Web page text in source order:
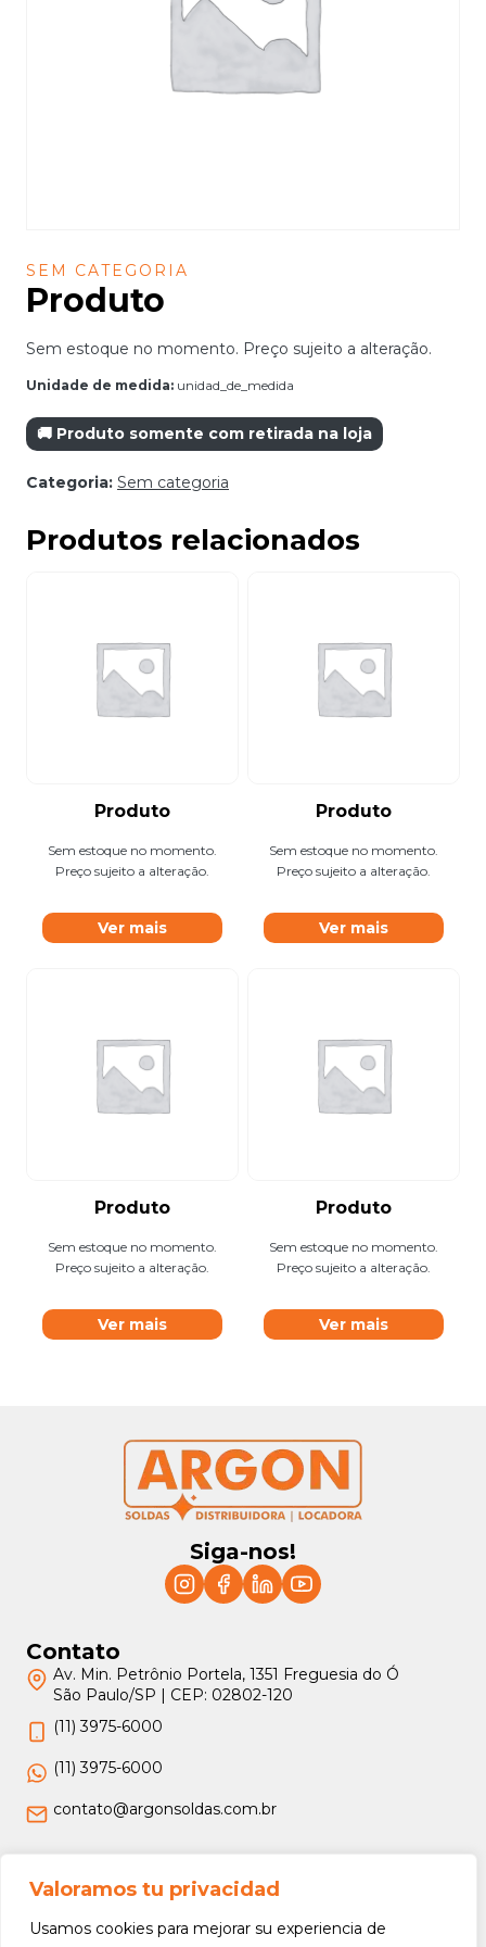
Valoramos tu privacidad
Usamos cookies para mejorar su experiencia de
SEM CATEGORIA
Produto
Sem estoque no momento. Preço sujeito a alteração.
Unidade de medida: unidad_de_medida
🚚 Produto somente com retirada na loja
Categoria: Sem categoria
Produtos relacionados
Produto
Sem estoque no momento.
Preço sujeito a alteração.
Ver mais
Produto
Sem estoque no momento.
Preço sujeito a alteração.
Ver mais
Produto
Sem estoque no momento.
Preço sujeito a alteração.
Ver mais
Produto
Sem estoque no momento.
Preço sujeito a alteração.
Ver mais
Siga-nos!
Contato
Av. Min. Petrônio Portela, 1351 Freguesia do Ó
São Paulo/SP | CEP: 02802-120
(11) 3975-6000
(11) 3975-6000
contato@argonsoldas.com.br
Jurídico
Termos e Condições
Política de Privacidade